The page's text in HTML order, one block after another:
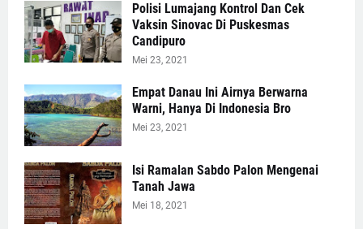
Polisi Lumajang Kontrol Dan Cek
Vaksin Sinovac Di Puskesmas
Candipuro
Mei 23, 2021
Empat Danau Ini Airnya Berwarna
Warni, Hanya Di Indonesia Bro
Mei 23, 2021
Isi Ramalan Sabdo Palon Mengenai
Tanah Jawa
Mei 18, 2021